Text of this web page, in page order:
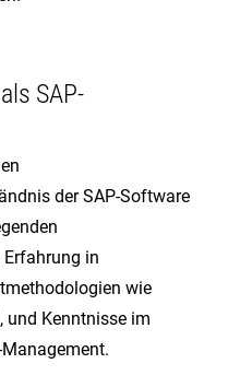
SAP-
der SAP-Software
Erfahrung in
wie
und Kenntnisse im